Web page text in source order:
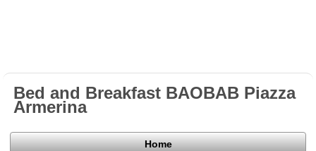
Bed and Breakfast BAOBAB Piazza
Armerina
Home